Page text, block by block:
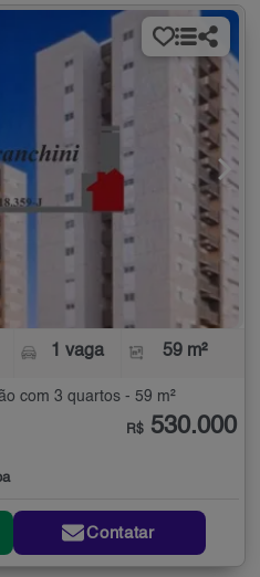
1 vaga 59 m²
com 3 quartos - 59 m²
R$ 530.000
Contatar